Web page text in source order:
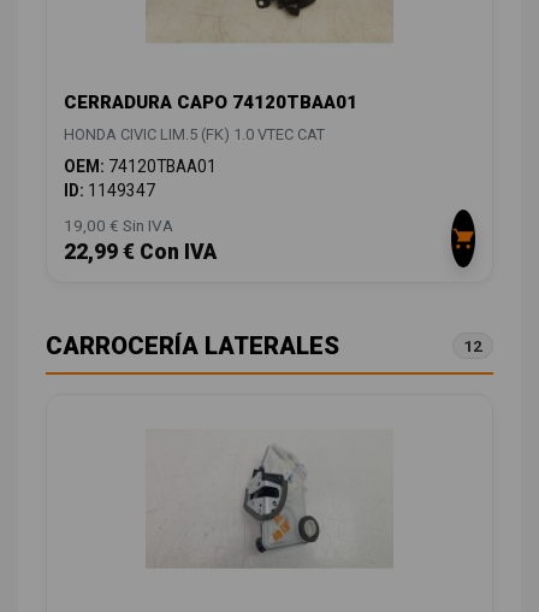
CERRADURA CAPO 74120TBAA01
HONDA CIVIC LIM.5 (FK) 1.0 VTEC CAT
OEM: 74120TBAA01
ID: 1149347
19,00 € Sin IVA
22,99 € Con IVA
CARROCERÍA LATERALES 12